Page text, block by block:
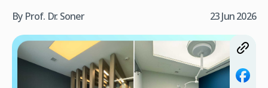
By Prof. Dr. Soner 23 Jun 2026